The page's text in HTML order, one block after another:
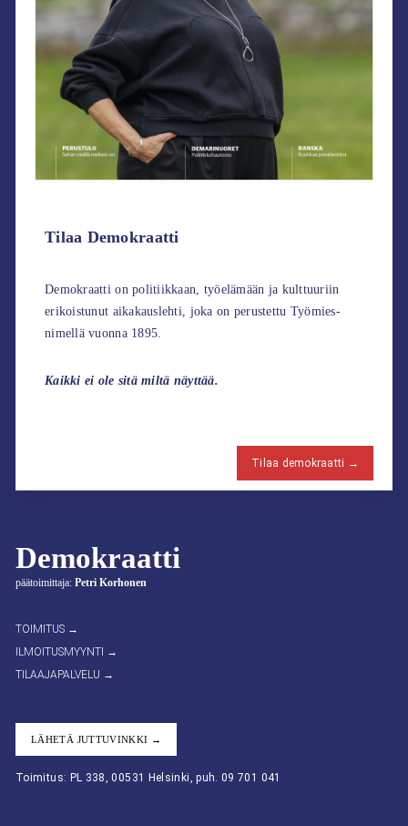
Demokraatti
päätoimittaja: Petri Korhonen
TOIMITUS →
ILMOITUSMYYNTI →
TILAAJAPALVELU →
LÄHETÄ JUTTUVINKKI →
Toimitus: PL 338, 00531 Helsinki, puh. 09 701 041
Tilaa Demokraatti
Demokraatti on politiikkaan, työelämään ja kulttuuriin
erikoistunut aikakauslehti, joka on perustettu Työmies-
nimellä vuonna 1895.
Kaikki ei ole sitä miltä näyttää.
Tilaa demokraatti →